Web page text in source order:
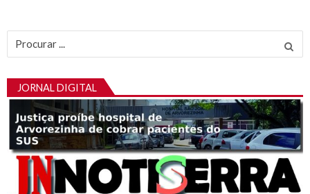
Procurar
JORNAL DIGITAL